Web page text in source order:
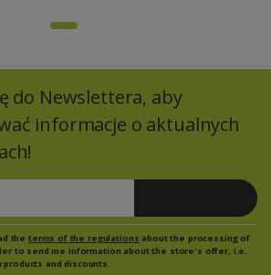
do Newslettera, aby
informacje o aktualnych
the terms of the regulations about the processing of
to send me information about the store's offer, i.e.
and discounts.